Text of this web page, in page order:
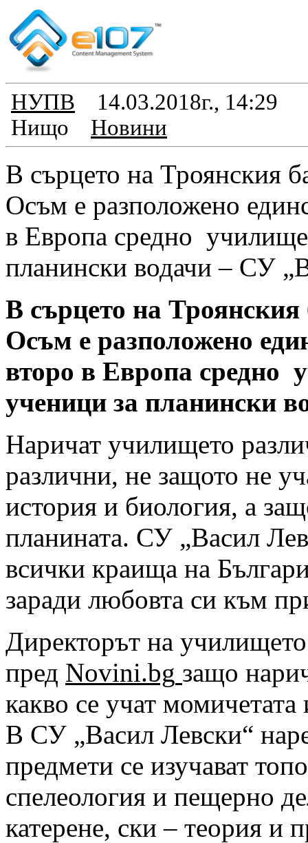
НУПВ
14.03.2018г., 14:29
Нищо
Новини
В сърцето на Троянския
Осъм е разположено
в Европа средно
планински водачи – СУ
В сърцето на
Осъм е разположено
второ в Европа средно
ученици за планински
Наричат училището
различни, не защото не
история и биология, а
планината. СУ „Васил
всички краища на
заради любовта си към
Директорът на
пред Novini.bg защо
какво се учат
В СУ „Васил Левски“
предмети се изучават
спелеология и пещерно
катерене, ски – теория и